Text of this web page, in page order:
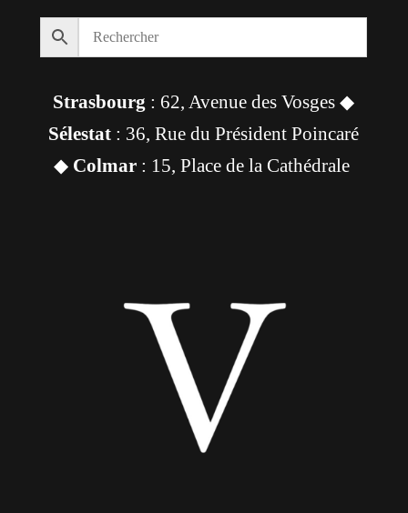
Strasbourg : 62, Avenue des Vosges ◆
Sélestat : 36, Rue du Président Poincaré
◆ Colmar: 15, Place de la Cathédrale